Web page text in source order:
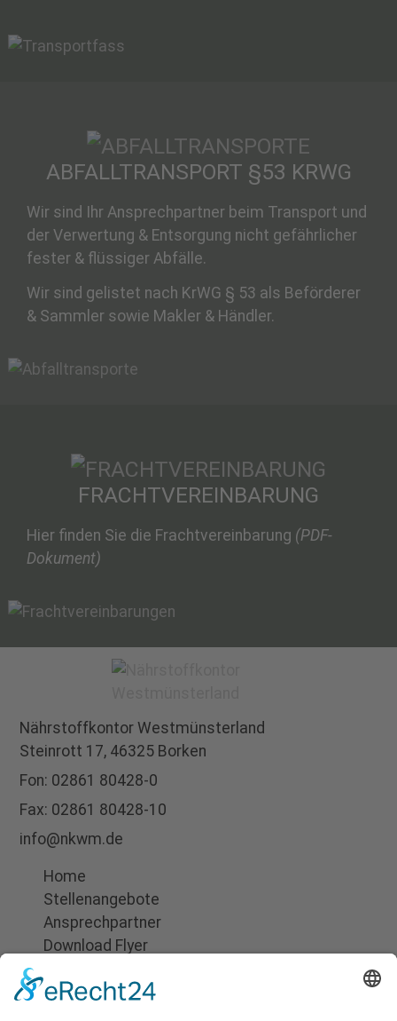
ABFALLTRANSPORT §53 KRWG
Wir sind Ihr Ansprechpartner beim Transport und
der Verwertung & Entsorgung nicht gefährlicher
fester & flüssiger Abfälle.
Wir sind gelistet nach KrWG § 53 als Beförderer
& Sammler sowie Makler & Händler.
FRACHTVEREINBARUNG
Hier finden Sie die Frachtvereinbarung (PDF-
Dokument)
NährstoffkontorWestmünsterland
Steinrott 17, 46325 Borken
Fon: 02861 80428-0
Fax: 02861 80428-10
info@nkwm.de
Home
Stellenangebote
Ansprechpartner
Download Flyer
Impressum